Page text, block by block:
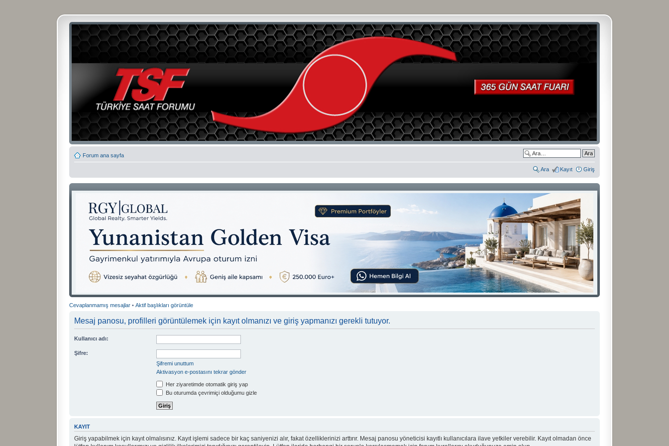
Forum ana sayfa
Ara Kayıt Giriş
Cevaplanmamış mesajlar • Aktif başlıkları görüntüle
Mesaj panosu, profilleri görüntülemek için kayıt olmanızı ve giriş yapmanızı gerekli tutuyor.
Kullanıcı adı:
Şifre:
Şifremi unuttum
Aktivasyon e-postasını tekrar gönder
Her ziyaretimde otomatik giriş yap
Bu oturumda çevrimiçi olduğumu gizle
KAYIT
Giriş yapabilmek için kayıt olmalısınız. Kayıt işlemi sadece bir kaç saniyenizi alır, fakat özelliklerinizi arttırır. Mesaj panosu yöneticisi kayıtlı kullanıcılara ilave yetkiler verebilir. Kayıt olmadan önce